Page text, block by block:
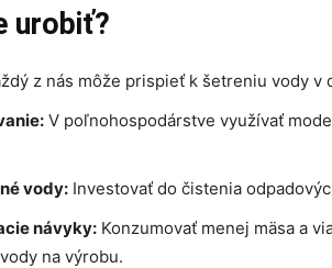
urobiť?
z nás môže prispieť k šetreniu vody v
V poľnohospodárstve využívať
vody: Investovať do čistenia
návyky: Konzumovať menej mäsa a
na výrobu.